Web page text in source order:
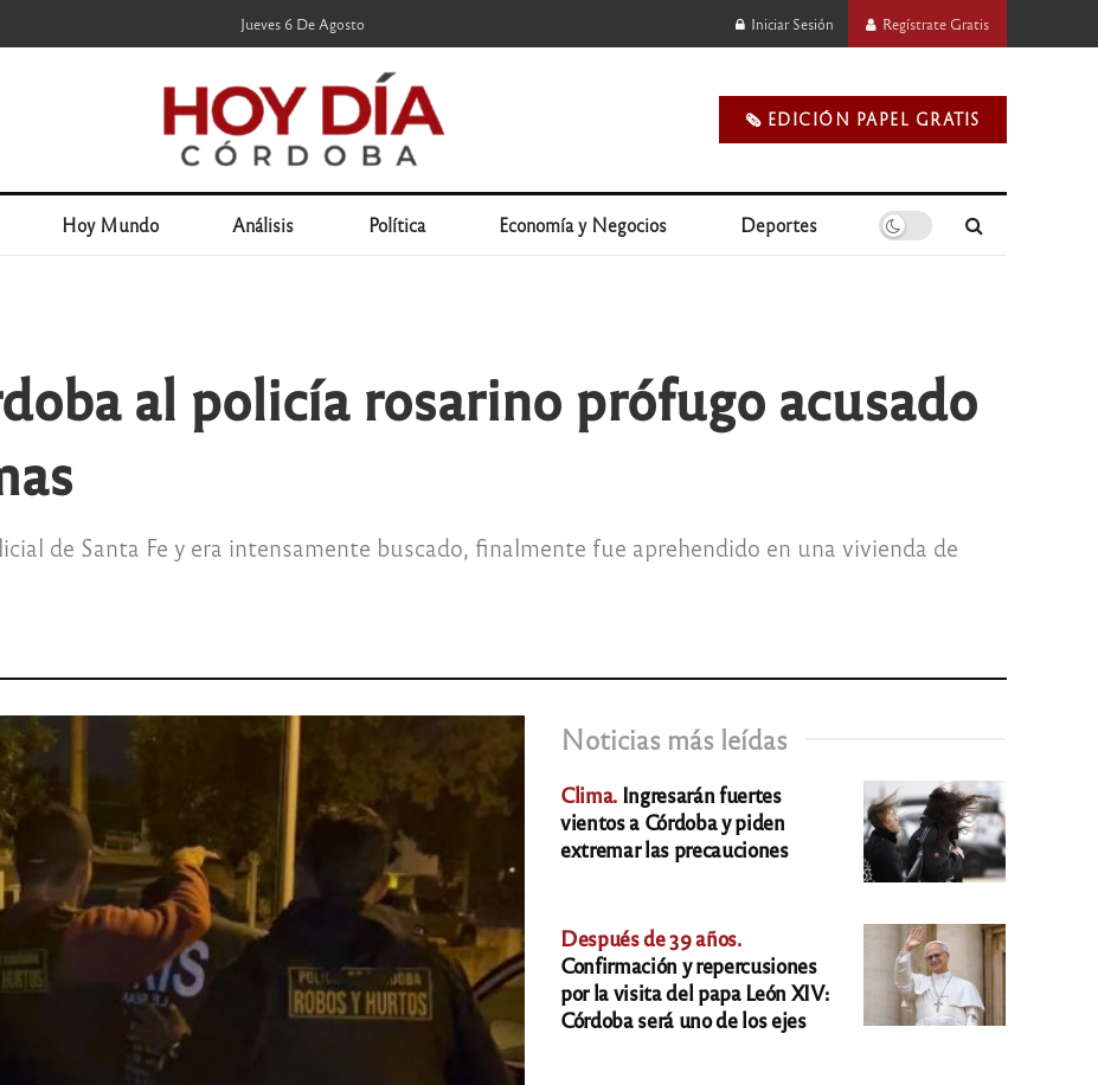
Jueves 6 De Agosto Iniciar Sesión Regístrate Gratis
🗞️ EDICIÓN PAPEL GRATIS
Hoy Mundo Análisis Política Economía y Negocios Deportes
al policía rosarino prófugo acusado
de Santa Fe y era intensamente buscado, finalmente fue aprehendido en una vivienda de
Noticias más leídas
Clima. Ingresarán fuertes
vientos a Córdoba y piden
extremar las precauciones
Después de 39 años.
Confirmación y repercusiones
por la visita del papa León XIV:
Córdoba será uno de los ejes